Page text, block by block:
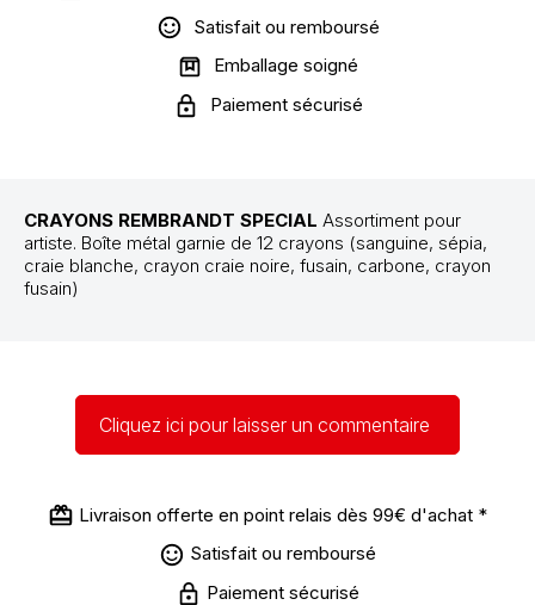
Satisfait ou remboursé
Emballage soigné
Paiement sécurisé
CRAYONS REMBRANDT SPECIAL Assortiment pour
artiste. Boîte métal garnie de 12 crayons (sanguine, sépia,
craie blanche, crayon craie noire, fusain, carbone, crayon
fusain)
Cliquez ici pour laisser un commentaire
Livraison offerte en point relais dès 99€ d'achat *
Satisfait ou remboursé
Paiement sécurisé